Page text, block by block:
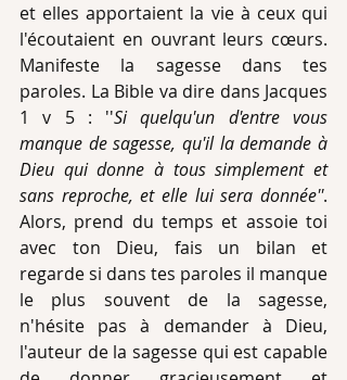
et elles apportaient la vie à ceux qui
l'écoutaient en ouvrant leurs cœurs.
Manifeste la sagesse dans tes
paroles. La Bible va dire dans Jacques
1 v 5 : ''Si quelqu'un d'entre vous
manque de sagesse, qu'il la demande à
Dieu qui donne à tous simplement et
sans reproche, et elle lui sera donnée''.
Alors, prend du temps et assoie toi
avec ton Dieu, fais un bilan et
regarde si dans tes paroles il manque
le plus souvent de la sagesse,
n'hésite pas à demander à Dieu,
l'auteur de la sagesse qui est capable